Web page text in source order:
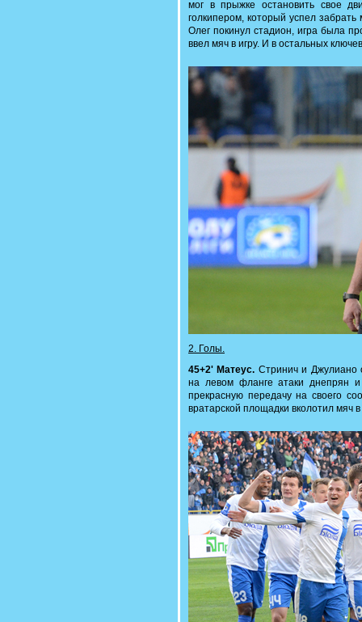
мог в прыжке остановить свое
голкипером, который успел
Олег покинул стадион, игра была
ввел мяч в игру. И в остальных
2. Голы.
45+2' Матеус. Стринич и Джулиано
на левом фланге атаки днепрян
прекрасную передачу на своего
вратарской площадки вколотил мяч